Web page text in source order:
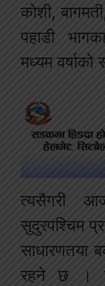
कोशी,
पहाडी
मध्यम वर्षाको
त्यसैगरी
सुदुरपश्चिम
साधारणतया
रहने छ ।